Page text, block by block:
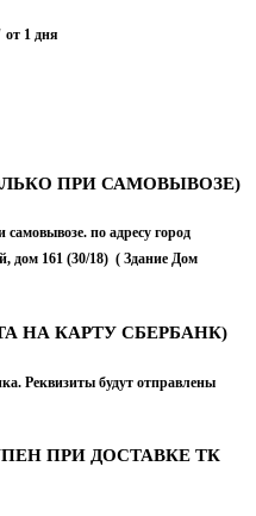
1 дня
ПРИ САМОВЫВОЗЕ)
по адресу город
дом 161 (30/18) ( Здание Дом
НА КАРТУ СБЕРБАНК)
Реквизиты будут отправлены
ПРИ ДОСТАВКЕ ТК